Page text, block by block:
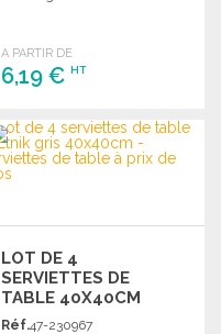
A PARTIR DE
6,19 €HT
COMMANDER
Demander un devis
LOT DE 4
SERVIETTES DE
TABLE 40X40CM
GRISES
Réf.47-230967